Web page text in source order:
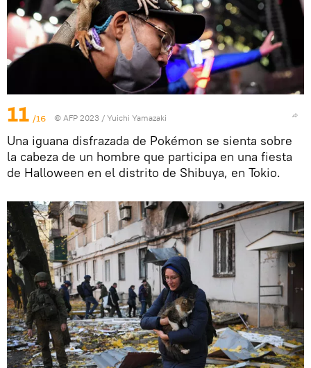
11 /16 © AFP 2023 / Yuichi Yamazaki
Una iguana disfrazada de Pokémon se sienta sobre
la cabeza de un hombre que participa en una fiesta
de Halloween en el distrito de Shibuya, en Tokio.